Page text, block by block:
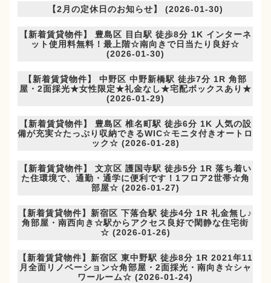
【2月の定休日のお知らせ】 (2026-01-30)
【新着賃貸物件】 豊島区 目白駅 徒歩8分 1K インターネ
ット使用料無料！最上階☆南向きで日当たり良好☆
(2026-01-30)
【新着賃貸物件】 中野区 中野新橋駅 徒歩7分 1R 角部
屋・2面採光★女性限定★礼金なし★宅配ボックスあり★
(2026-01-29)
【新着賃貸物件】 豊島区 椎名町駅 徒歩6分 1K 人気の設
備が充実☆たっぷり収納できるWIC☆モニタ付きオートロ
ック☆ (2026-01-28)
【新着賃貸物件】 文京区 護国寺駅 徒歩5分 1R 落ち着い
た住環境で、通勤・通学に便利です！1フロア2世帯☆角
部屋☆ (2026-01-27)
【新着賃貸物件】新宿区 下落合駅 徒歩4分 1R 礼金無し♪
角部屋・南西向き☆駅からアクセス良好で閑静な住宅街
☆ (2026-01-26)
【新着賃貸物件】新宿区 東中野駅 徒歩8分 1R 2021年11
月全面リノベーション☆角部屋・2面採光・南向き☆シャ
ワールーム☆ (2026-01-24)